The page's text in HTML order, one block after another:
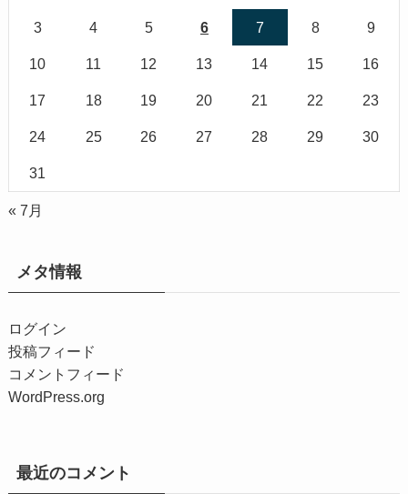
3 4 5 6 7 8 9
10 11 12 13 14 15 16
17 18 19 20 21 22 23
24 25 26 27 28 29 30
31
« 7月
メタ情報
ログイン
投稿フィード
コメントフィード
WordPress.org
最近のコメント